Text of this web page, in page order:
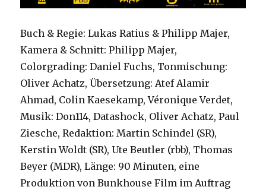
Buch & Regie: Lukas Ratius & Philipp Majer,
Kamera & Schnitt: Philipp Majer,
Colorgrading: Daniel Fuchs, Tonmischung:
Oliver Achatz, Übersetzung: Atef Alamir
Ahmad, Colin Kaesekamp, Véronique Verdet,
Musik: Don114, Datashock, Oliver Achatz, Paul
Ziesche, Redaktion: Martin Schindel (SR),
Kerstin Woldt (SR), Ute Beutler (rbb), Thomas
Beyer (MDR), Länge: 90 Minuten, eine
Produktion von Bunkhouse Film im Auftrag